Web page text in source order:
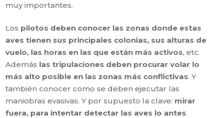
muy importantes.
Los pilotos deben conocer las zonas donde estas
aves tienen sus principales colonias, sus alturas de
vuelo, las horas en las que están más activos, etc.
Además las tripulaciones deben procurar volar lo
más alto posible en las zonas más conflictivas. Y
también conocer como se deben ejecutar las
maniobras evasivas. Y por supuesto la clave: mirar
fuera, para intentar detectar las aves lo antes